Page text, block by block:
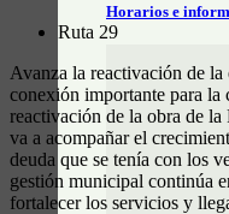
Horarios e
Ruta 29
Avanza la reactivación de la
conexión importante para
reactivación de la obra de
va a acompañar el
deuda que se tenía con los
gestión municipal continúa
fortalecer los servicios y